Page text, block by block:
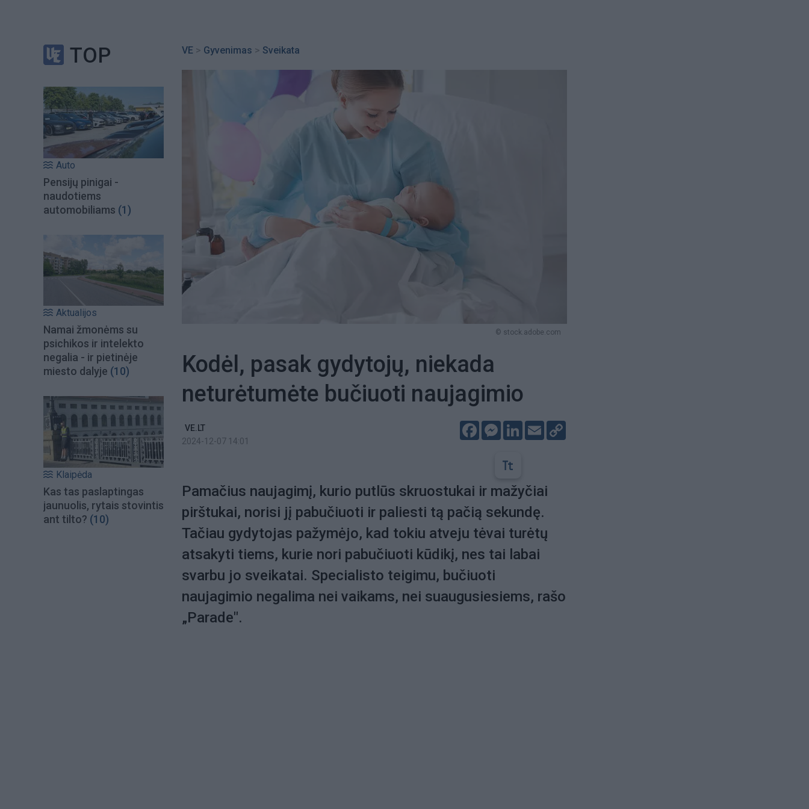
TOP
Auto
Pensijų pinigai -
naudotiems
automobiliams (1)
Aktualijos
Namai žmonėms su
psichikos ir intelekto
negalia - ir pietinėje
miesto dalyje (10)
Klaipėda
Kas tas paslaptingas
jaunuolis, rytais stovintis
ant tilto? (10)
VE > Gyvenimas > Sveikata
© stock.adobe.com
Kodėl, pasak gydytojų, niekada
neturėtumėte bučiuoti naujagimio
VE.LT
2024-12-07 14:01
FacebookMessenger
LinkedIn
Email
Pamačius naujagimį, kurio putlūs skruostukai ir mažyčiai
pirštukai, norisi jį pabučiuoti ir paliesti tą pačią sekundę.
Tačiau gydytojas pažymėjo, kad tokiu atveju tėvai turėtų
atsakyti tiems, kurie nori pabučiuoti kūdikį, nes tai labai
svarbu jo sveikatai. Specialisto teigimu, bučiuoti
naujagimio negalima nei vaikams, nei suaugusiesiems, rašo
„Parade".